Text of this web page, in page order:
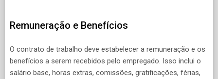
Remuneração e Benefícios
O contrato de trabalho deve estabelecer a remuneração e os
benefícios a serem recebidos pelo empregado. Isso inclui o
salário base, horas extras, comissões, gratificações, férias,